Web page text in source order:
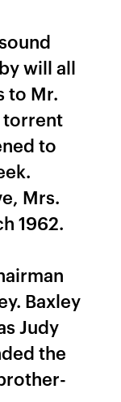
will all
to Mr.
torrent
to
Mrs.
1962.
Baxley
Judy
the